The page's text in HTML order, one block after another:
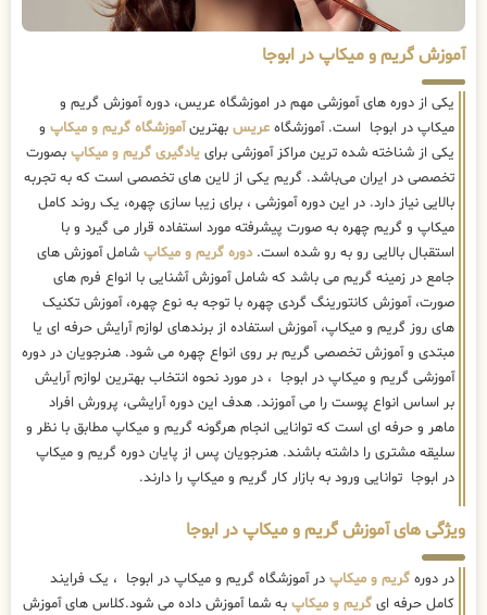
آموزش گریم و میکاپ در ابوجا
یکی از دوره های آموزشی مهم در اموزشگاه عریس، دوره آموزش گریم و
میکاپ در ابوجا است. آموزشگاه عریس بهترینآموزشگاه گریم و میکاپ و
یکی از شناخته شده ترین مراکز آموزشی برای یادگیری گریم و میکاپ بصورت
تخصصی در ایران می‌باشد. گریم یکی از لاین های تخصصی است که به تجربه
بالایی نیاز دارد. در این دوره آموزشی ، برای زیبا سازی چهره، یک روند کامل
میکاپ و گریم چهره به صورت پیشرفته مورد استفاده قرار می گیرد و با
استقبال بالایی رو به رو شده است.دوره گریم و میکاپ شامل آموزش های
جامع در زمینه گریم می باشد که شامل آموزش آشنایی با انواع فرم های
صورت، آموزش کانتورینگ گردی چهره با توجه به نوع چهره، آموزش تکنیک
های روز گریم و میکاپ، آموزش استفاده از برندهای لوازم آرایش حرفه ای یا
مبتدی و آموزش تخصصی گریم بر روی انواع چهره می شود. هنرجویان در دوره
آموزشی گریم و میکاپ در ابوجا ، در مورد نحوه انتخاب بهترین لوازم آرایش
بر اساس انواع پوست را می آموزند. هدف این دوره آرایشی، پرورش افراد
ماهر و حرفه ای است که توانایی انجام هرگونه گریم و میکاپ مطابق با نظر و
سلیقه مشتری را داشته باشند. هنرجویان پس از پایان دوره گریم و میکاپ
در ابوجا توانایی ورود به بازار کار گریم و میکاپ را دارند.
ویژگی های آموزش گریم و میکاپ در ابوجا
در دوره گریم و میکاپ در آموزشگاه گریم و میکاپ در ابوجا ، یک فرایند
کامل حرفه ای گریم و میکاپ به شما آموزش داده می شود.کلاس های آموزش